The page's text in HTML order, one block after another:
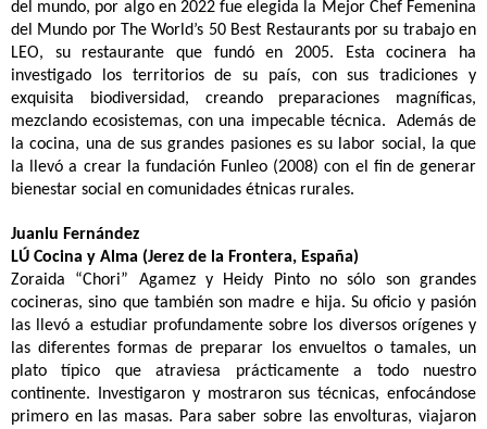
del mundo, por algo en 2022 fue elegida la Mejor Chef Femenina
del Mundo por The World’s 50 Best Restaurants por su trabajo en
LEO, su restaurante que fundó en 2005. Esta cocinera ha
investigado los territorios de su país, con sus tradiciones y
exquisita biodiversidad, creando preparaciones magníficas,
mezclando ecosistemas, con una impecable técnica. Además de
la cocina, una de sus grandes pasiones es su labor social, la que
la llevó a crear la fundación Funleo (2008) con el fin de generar
bienestar social en comunidades étnicas rurales.
Juanlu Fernández
LÚ Cocina y Alma (Jerez de la Frontera, España)
Zoraida “Chori” Agamez y Heidy Pinto no sólo son grandes
cocineras, sino que también son madre e hija. Su oficio y pasión
las llevó a estudiar profundamente sobre los diversos orígenes y
las diferentes formas de preparar los envueltos o tamales, un
plato típico que atraviesa prácticamente a todo nuestro
continente. Investigaron y mostraron sus técnicas, enfocándose
primero en las masas. Para saber sobre las envolturas, viajaron